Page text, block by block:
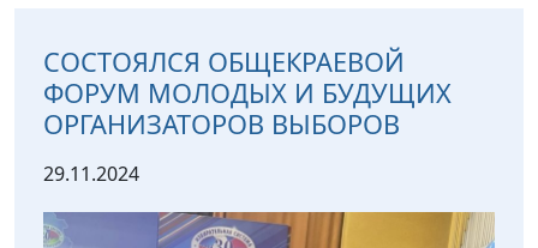
СОСТОЯЛСЯ ОБЩЕКРАЕВОЙ
ФОРУМ МОЛОДЫХ И БУДУЩИХ
ОРГАНИЗАТОРОВ ВЫБОРОВ
29.11.2024